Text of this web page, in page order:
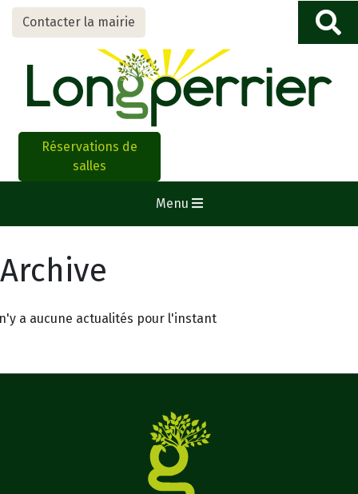
Contacter la mairie
Réservations de
salles
Menu
Archive
a aucune actualités pour l'instant